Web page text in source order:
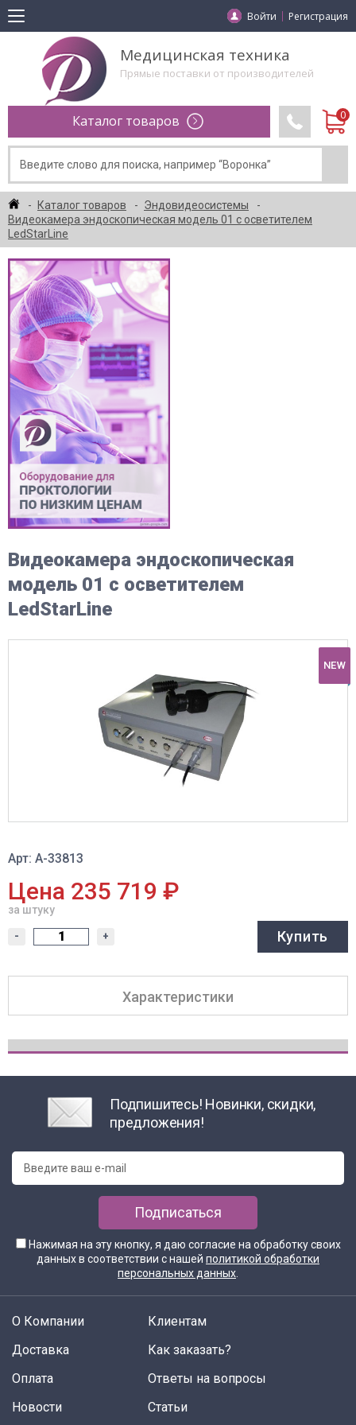
Войти Регистрация
Медицинская техника
Прямые поставки от производителей
Каталог товаров
Каталог товаров
Эндовидеосистемы
Видеокамера эндоскопическая модель 01 с осветителем
LedStarLine
Видеокамера эндоскопическая
модель 01 с осветителем
LedStarLine
NEW
Арт: A-33813
Цена 235 719 ₽
за штуку
- + Купить
Характеристики
Подпишитесь! Новинки, скидки,
предложения!
Подписаться
Нажимая на эту кнопку, я даю согласие на обработку своих
данных в соответствии с нашей политикой обработки
персональных данных
О Компании
Доставка
Оплата
Новости
Клиентам
Как заказать?
Ответы на вопросы
Статьи